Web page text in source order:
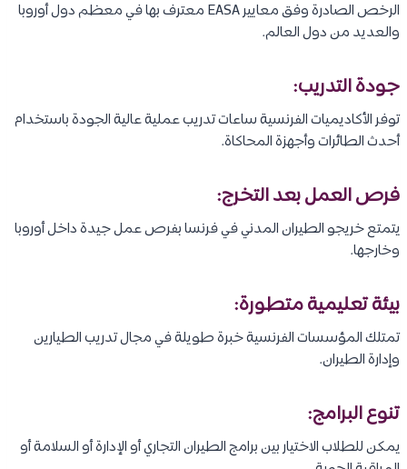
الرخص الصادرة وفق معايير EASA معترف بها في معظم دول أوروبا
والعديد من دول العالم.
جودة التدريب:
توفر الأكاديميات الفرنسية ساعات تدريب عملية عالية الجودة باستخدام
أحدث الطائرات وأجهزة المحاكاة.
فرص العمل بعد التخرج:
يتمتع خريجو الطيران المدني في فرنسا بفرص عمل جيدة داخل أوروبا
وخارجها.
بيئة تعليمية متطورة:
تمتلك المؤسسات الفرنسية خبرة طويلة في مجال تدريب الطيارين
وإدارة الطيران.
تنوع البرامج:
يمكن للطلاب الاختيار بين برامج الطيران التجاري أو الإدارة أو السلامة أو